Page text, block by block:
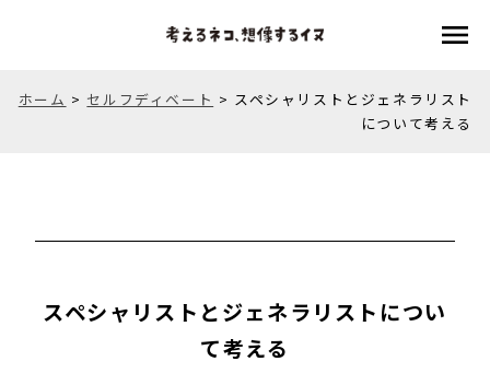
menu
ホーム > セルフディベート > スペシャリストとジェネラリスト
について考える
スペシャリストとジェネラリストについ
て考える